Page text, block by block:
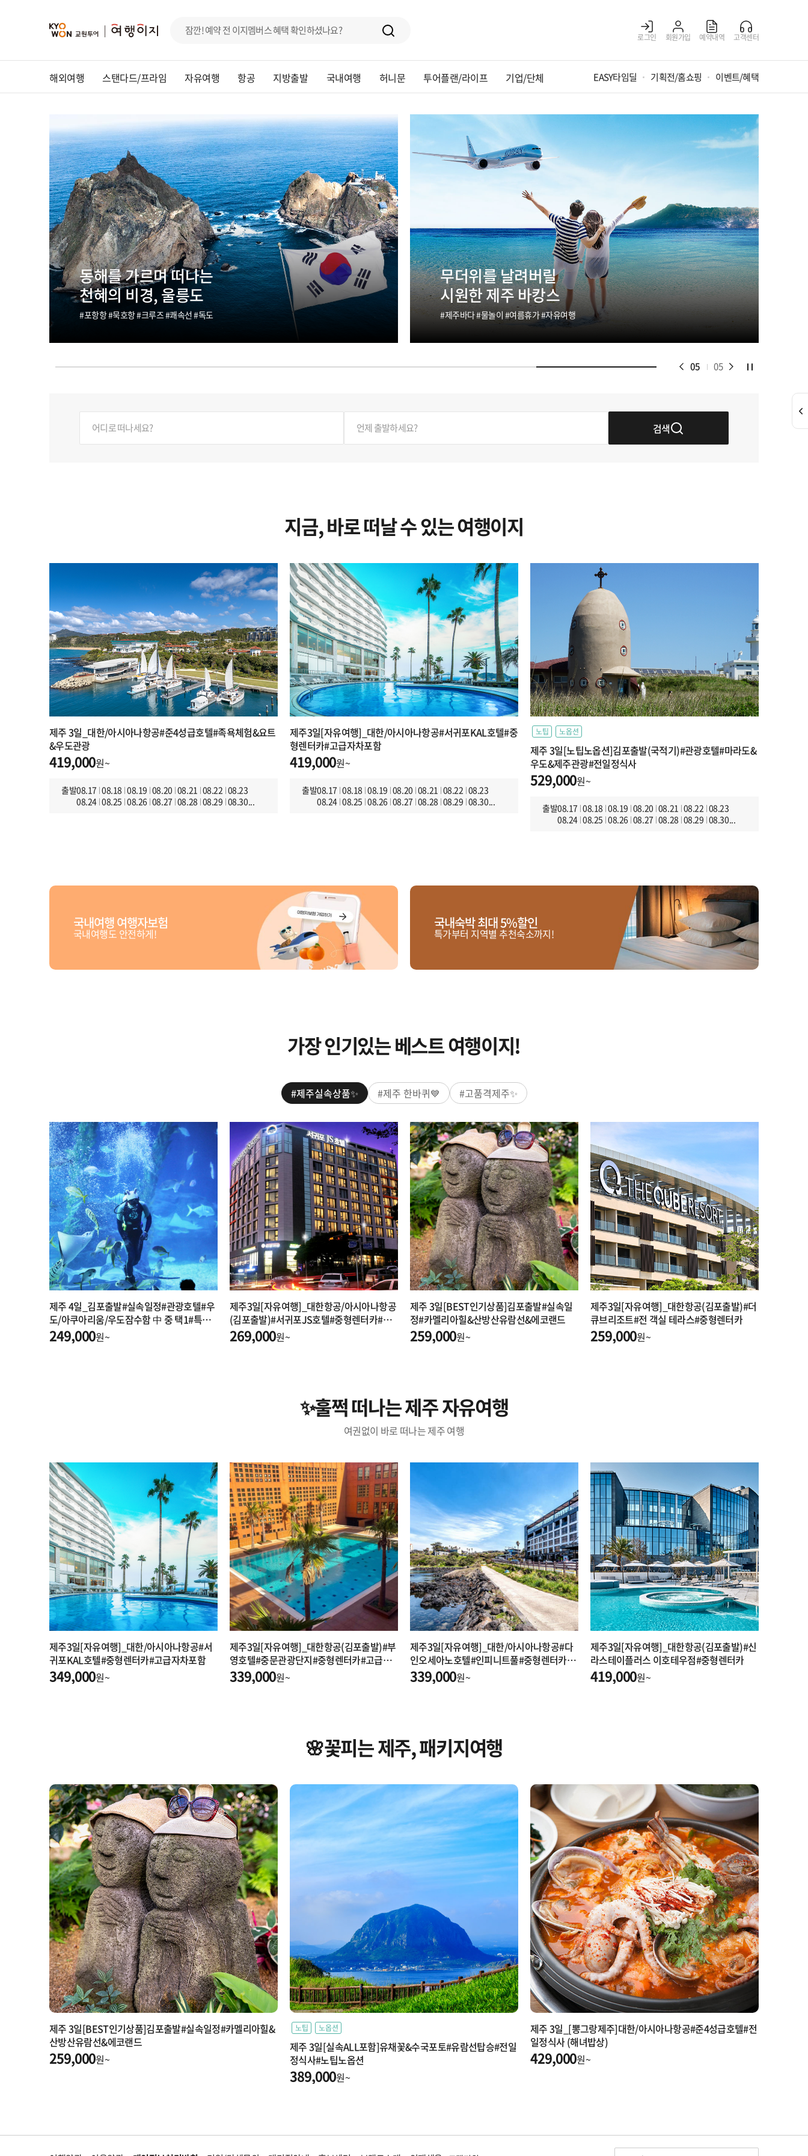
로그인 회원가입 예약내역 고객센터
해외여행 스탠다드/프라임 자유여행 항공 지방출발 국내여행 허니문 투어플랜/라이프 기업/단체 EASY타임딜 기획전/홈쇼핑 이벤트/혜택
무더위를 날려버릴
시원한 제주 바캉스
#제주바다 #물놀이 #여름휴가 #자유여행
핫한 인기명소만 쏙!
BEST 제주패키지
핫플부터 힐링까지 한번에
01 05
어디로 떠나세요? 언제 출발하세요? 검색
지금, 바로 떠날 수 있는 여행이지
제주 3일_대한/아시아나항공#준4성급호텔#족욕체험&요트
&우도관광
419,000원~
출발08.17 08.18 08.19 08.20 08.21 08.22 08.23
08.24 08.25 08.26 08.27 08.28 08.29 08.30
제주3일[자유여행]_대한/아시아나항공#서귀포KAL호텔#중
형렌터카#고급자차포함
419,000원~
출발08.17 08.18 08.19 08.20 08.21 08.22 08.23
08.24 08.25 08.26 08.27 08.28 08.29 08.30
노팁 노옵션
제주 3일[노팁노옵션]김포출발(국적기)#관광호텔#마라도&
우도&제주관광#전일정식사
529,000원~
출발08.17 08.18 08.19 08.20 08.21 08.22 08.23
08.24 08.25 08.26 08.27 08.28 08.29 08.30
국내여행 여행자보험
국내여행도 안전하게!
국내숙박 최대 5%할인
특가부터 지역별 추천숙소까지!
가장 인기있는 베스트 여행이지!
#제주실속상품✨ #제주 한바퀴💙 #고품격제주✨
제주 4일_김포출발#실속일정#관광호텔#우
도/아쿠아리움/우도잠수함 中 중 택1#특전
제공
249,000원~
제주3일[자유여행]_대한항공/아시아나항공
(김포출발)#서귀포JS호텔#중형렌터카#고
급자차포함
269,000원~
제주 3일[BEST인기상품]김포출발#실속일
정#카멜리아힐&산방산유람선&에코랜드
259,000원~
제주3일[자유여행]_대한항공(김포출발)#더
큐브리조트#전 객실 테라스#중형렌터카
259,000원~
✨훌쩍 떠나는 제주 자유여행
여권없이 바로 떠나는 제주 여행
제주3일[자유여행]_대한/아시아나항공#서
귀포KAL호텔#중형렌터카#고급자차포함
349,000원~
제주3일[자유여행]_대한항공(김포출발)#부
영호텔#중문관광단지#중형렌터카#고급자
차포함
339,000원~
제주3일[자유여행]_대한/아시아나항공#다
인오세아노호텔#인피니트풀#중형렌터카#
고급자차포함
339,000원~
제주3일[자유여행]_대한항공(김포출발)#신
라스테이플러스 이호테우점#중형렌터카
419,000원~
🌸꽃피는 제주, 패키지여행
제주 3일[BEST인기상품]김포출발#실속일정#카멜리아힐&
산방산유람선&에코랜드
259,000원~
노팁 노옵션
제주 3일[실속ALL포함]유채꽃&수국포토#유람선탑승#전일
정식사#노팁노옵션
389,000원~
제주 3일_[뽕그랑제주]대한/아시아나항공#준4성급호텔#전
일정식사 (해녀밥상)
429,000원~